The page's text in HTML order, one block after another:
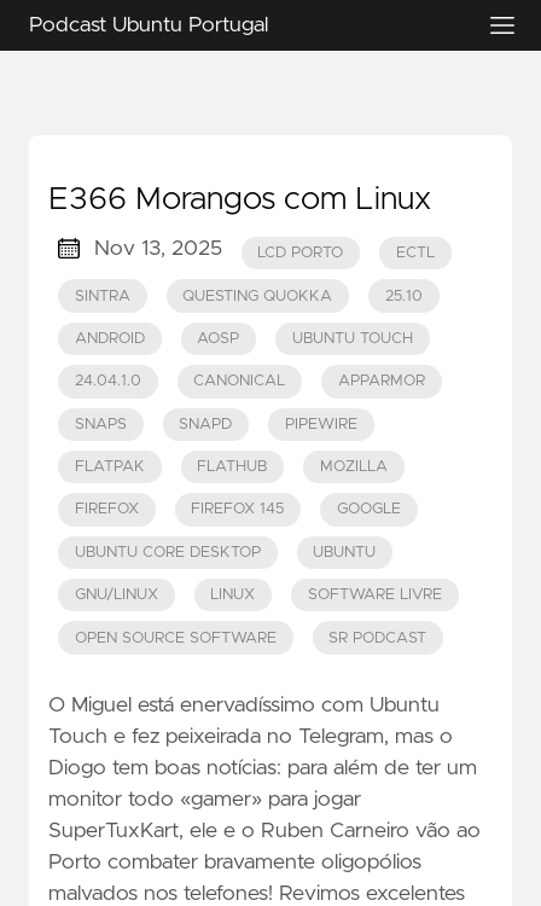
Podcast Ubuntu Portugal
E366 Morangos com Linux
Nov 13, 2025 LCD PORTO ECTL
SINTRA QUESTING QUOKKA 25.10
ANDROID AOSP UBUNTU TOUCH
24.04.1.0 CANONICAL APPARMOR
SNAPS SNAPD PIPEWIRE
FLATPAK FLATHUB MOZILLA
FIREFOX FIREFOX 145 GOOGLE
UBUNTU CORE DESKTOP UBUNTU
GNU/LINUX LINUX SOFTWARE LIVRE
OPEN SOURCE SOFTWARE SR PODCAST
O Miguel está enervadíssimo com Ubuntu
Touch e fez peixeirada no Telegram, mas o
Diogo tem boas notícias: para além de ter um
monitor todo «gamer» para jogar
SuperTuxKart, ele e o Ruben Carneiro vão ao
Porto combater bravamente oligopólios
malvados nos telefones! Revimos excelentes